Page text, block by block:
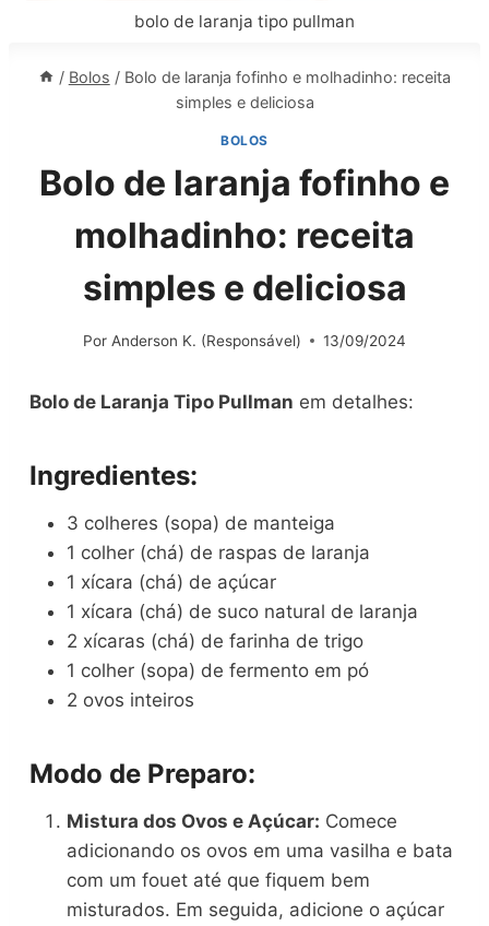
bolo de laranja tipo pullman
/ Bolos / Bolo de laranja fofinho e molhadinho: receita
simples e deliciosa
BOLOS
Bolo de laranja fofinho e
molhadinho: receita
simples e deliciosa
Por Anderson K. (Responsável) 13/09/2024
Bolo de Laranja Tipo Pullman em detalhes:
Ingredientes:
3 colheres (sopa) de manteiga
1 colher (chá) de raspas de laranja
1 xícara (chá) de açúcar
1 xícara (chá) de suco natural de laranja
2 xícaras (chá) de farinha de trigo
1 colher (sopa) de fermento em pó
2 ovos inteiros
Modo de Preparo:
Mistura dos Ovos e Açúcar: Comece
adicionando os ovos em uma vasilha e bata
com um fouet até que fiquem bem
misturados. Em seguida, adicione o açúcar